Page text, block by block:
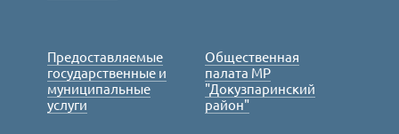
Предоставляемые
государственные и
муниципальные
услуги
Общественная
палата МР
"Докузпаринский
район"